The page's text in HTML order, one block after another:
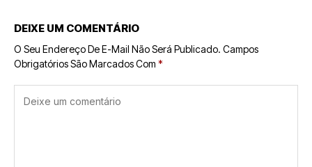
DEIXE UM COMENTÁRIO
O Seu Endereço De E-Mail Não Será Publicado. Campos
Obrigatórios São Marcados Com *